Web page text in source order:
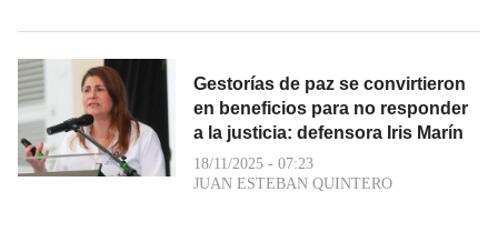
Gestorías de paz se convirtieron
en beneficios para no responder
a la justicia: defensora Iris Marín
18/11/2025 - 07:23
JUAN ESTEBAN QUINTERO